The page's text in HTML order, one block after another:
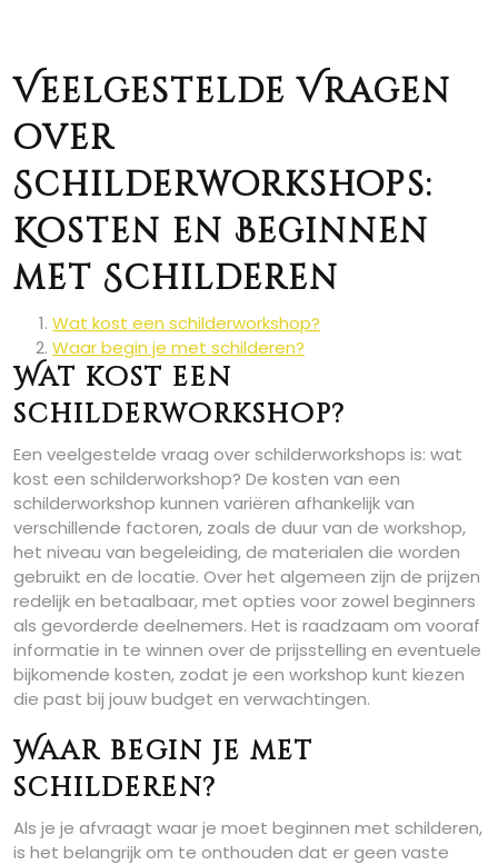
Veelgestelde Vragen
over
Schilderworkshops:
Kosten en Beginnen
met Schilderen
Wat kost een schilderworkshop?
Waar begin je met schilderen?
Wat kost een
schilderworkshop?
Een veelgestelde vraag over schilderworkshops is: wat
kost een schilderworkshop? De kosten van een
schilderworkshop kunnen variëren afhankelijk van
verschillende factoren, zoals de duur van de workshop,
het niveau van begeleiding, de materialen die worden
gebruikt en de locatie. Over het algemeen zijn de prijzen
redelijk en betaalbaar, met opties voor zowel beginners
als gevorderde deelnemers. Het is raadzaam om vooraf
informatie in te winnen over de prijsstelling en eventuele
bijkomende kosten, zodat je een workshop kunt kiezen
die past bij jouw budget en verwachtingen.
Waar begin je met
schilderen?
Als je je afvraagt waar je moet beginnen met schilderen,
is het belangrijk om te onthouden dat er geen vaste